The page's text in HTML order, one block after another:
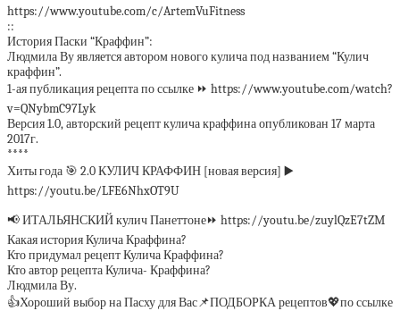
https://www.youtube.com/c/ArtemVuFitness
::
История Паски “Краффин”:
Людмила Ву является автором нового кулича под названием “Кулич
краффин”.
1-ая публикация рецепта по ссылке ⏩ https://www.youtube.com/watch?
v=QNybmC97Lyk
Версия 1.0, авторский рецепт кулича краффина опубликован 17 марта
2017г.
****
Хиты года 🎯 2.0 КУЛИЧ КРАФФИН [новая версия] ▶️
https://youtu.be/LFE6NhxOT9U
📢 ИТАЛЬЯНСКИЙ кулич Панеттоне⏩ https://youtu.be/zuylQzE7tZM
Какая история Кулича Краффина?
Кто придумал рецепт Кулича Краффина?
Кто автор рецепта Кулича- Краффина?
Людмила Ву.
👍Хороший выбор на Пасху для Вас📌ПОДБОРКА рецептов💖по ссылке